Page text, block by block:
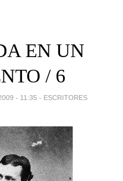
EN UN
/ 6
- 11:35 - ESCRITORES